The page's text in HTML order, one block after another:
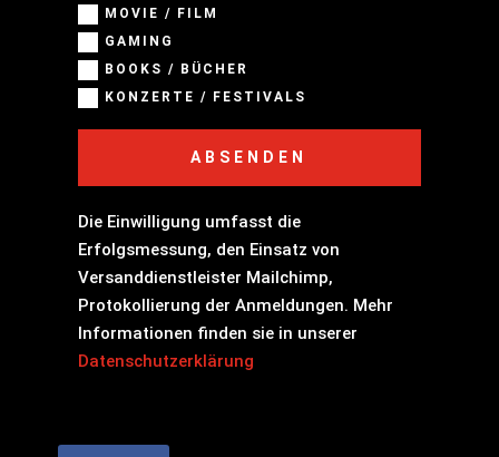
MOVIE / FILM
GAMING
BOOKS / BÜCHER
KONZERTE / FESTIVALS
ABSENDEN
Die Einwilligung umfasst die
Erfolgsmessung, den Einsatz von
Versanddienstleister Mailchimp,
Protokollierung der Anmeldungen. Mehr
Informationen finden sie in unserer
Datenschutzerklärung